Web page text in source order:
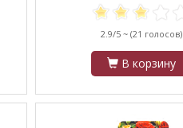
2.9/5 ~ (21 голосов)
В корзину